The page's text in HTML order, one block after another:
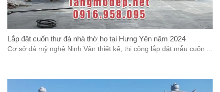
Lắp đặt cuốn thư đá nhà thờ họ tại Hưng Yên năm 2024
Cơ sở đá mỹ nghệ Ninh Vân thiết kế, thi công lắp đặt mẫu cuốn ...